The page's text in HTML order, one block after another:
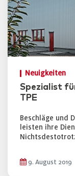
Neuigkeiten
Spezialist
TPE
Beschläge und
leisten ihre
9. August 2019